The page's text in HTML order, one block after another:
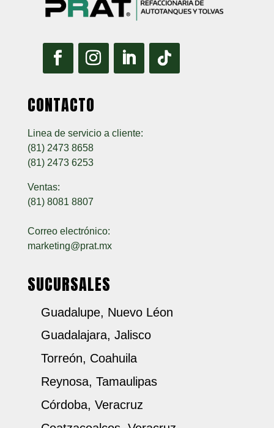
CONTACTO
Linea de servicio a cliente:
(81) 2473 8658
(81) 2473 6253
Ventas:
(81) 8081 8807
Correo electrónico:
marketing@prat.mx
SUCURSALES
Guadalupe, Nuevo Léon
Guadalajara, Jalisco
Torreón, Coahuila
Reynosa, Tamaulipas
Córdoba, Veracruz